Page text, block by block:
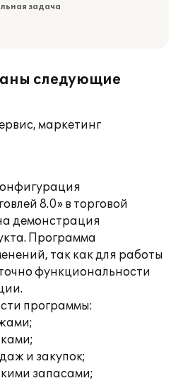
задача
следующие
маркетинг
8.0» в торговой
демонстрация
Программа
так как для работы
функциональности
программы:
и закупок;
запасами;